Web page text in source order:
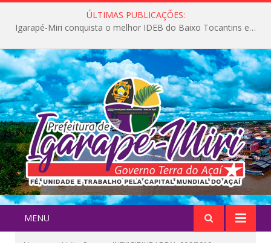
ÚLTIMAS PUBLICAÇÕES:
Igarapé-Miri conquista o melhor IDEB do Baixo Tocantins e avança na qualidade da educação pública
MENU